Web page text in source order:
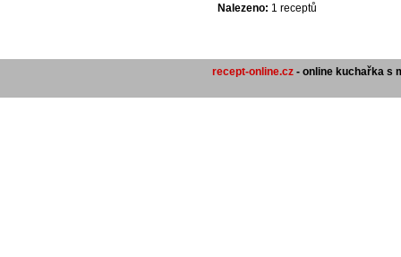
Nalezeno: 1 receptů
recept-online.cz- online kuchařka s